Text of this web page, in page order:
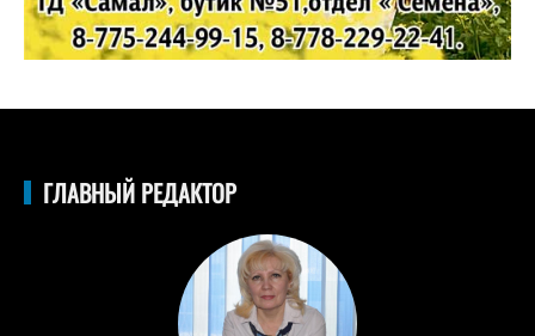
ГЛАВНЫЙ РЕДАКТОР